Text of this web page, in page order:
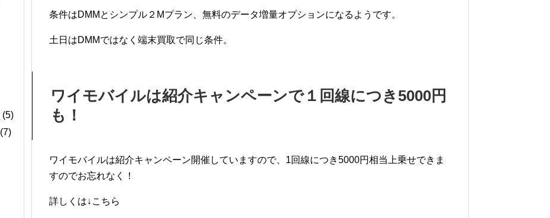
条件はDMMとシンプル２Mプラン、無料のデータ増量オプションになるようです。
土日はDMMではなく端末買取で同じ条件。
ワイモバイルは紹介キャンペーンで１回線につき5000円
も！
ワイモバイルは紹介キャンペーン開催していますので、1回線につき5000円相当上乗せできま
すのでお忘れなく！
詳しくは↓こちら
(5)
(7)